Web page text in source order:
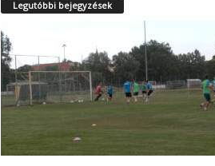
Legutóbbi bejegyzések